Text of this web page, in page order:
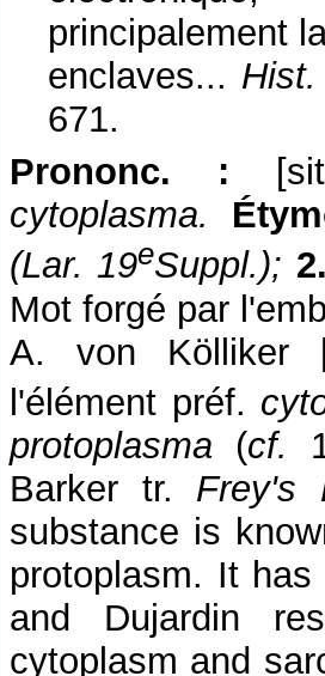
principalement
enclaves...
671.
Prononc. :
cytoplasma.
(Lar. 19eSuppl.);
Mot forgé par
A. von Kölliker
l'élément préf.
protoplasma (cf.
Barker tr. Frey's
substance is
protoplasm. It
and Dujardin
cytoplasm and